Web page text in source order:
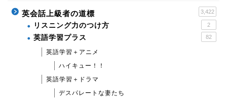
英会話上級者の道標 3,422
リスニング力のつけ方 2
英語学習プラス 82
英語学習＋アニメ
ハイキュー！！
英語学習＋ドラマ
デスパレートな妻たち